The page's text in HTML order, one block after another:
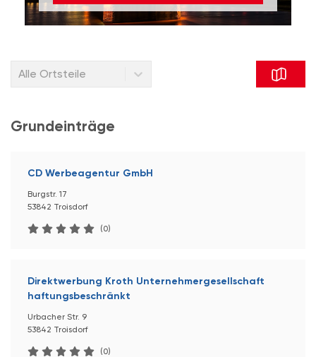
Alle Ortsteile
Grundeinträge
CD Werbeagentur GmbH
Burgstr. 17
53842 Troisdorf
(0)
Direktwerbung Kroth Unternehmergesellschaft
haftungsbeschränkt
Urbacher Str. 9
53842 Troisdorf
(0)